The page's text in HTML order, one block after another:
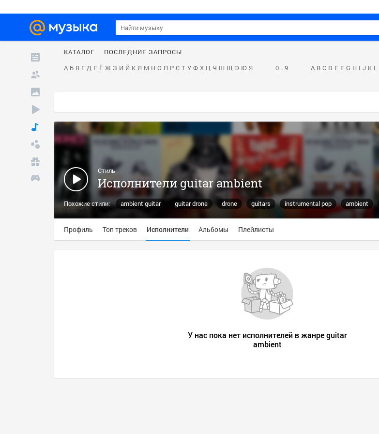
КАТАЛОГ
ПОСЛЕДНИЕ ЗАПРОСЫ
А Б В Г Д Е Ё Ж З И Й К Л М Н О П Р С Т У Ф Х Ц Ч Ш Щ Э Ю Я 0 .. 9 A B C D E F G H I J K L
Стиль
Исполнители guitar ambient
Похожие стили: ambient guitar guitar drone drone guitars instrumental pop ambient
skinhead reggae
Профиль Топ треков Исполнители Альбомы Плейлисты
У нас пока нет исполнителей в жанре guitar
ambient